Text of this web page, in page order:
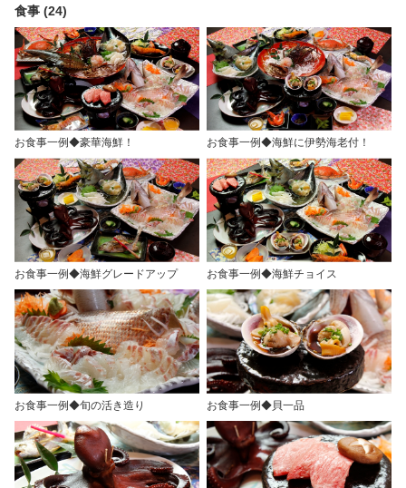
食事 (24)
お食事一例◆豪華海鮮！ お食事一例◆海鮮に伊勢海老付！
お食事一例◆海鮮グレードアップ お食事一例◆海鮮チョイス
お食事一例◆旬の活き造り お食事一例◆貝一品